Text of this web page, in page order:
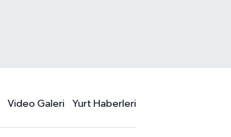
Video Galeri Yurt Haberleri